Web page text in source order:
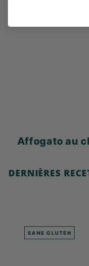
Affogato au
DERNIÈRES
SANS GLUTEN